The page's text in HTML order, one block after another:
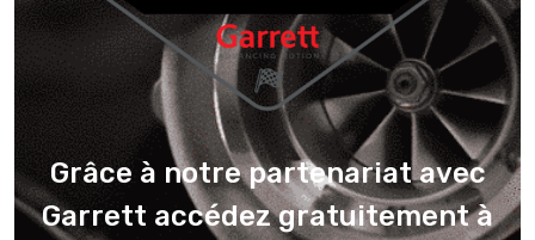
Grâce à notre partenariat avec
Garrett accédez gratuitement à